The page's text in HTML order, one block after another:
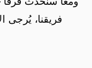
ومعًا سنُحدث فرقًا
فريقنا، يُرجى